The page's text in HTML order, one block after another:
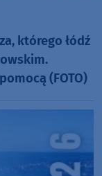
którego łódź
(FOTO)